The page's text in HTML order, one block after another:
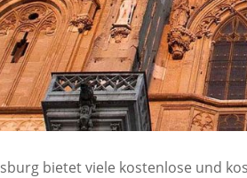
bietet viele kostenlose und